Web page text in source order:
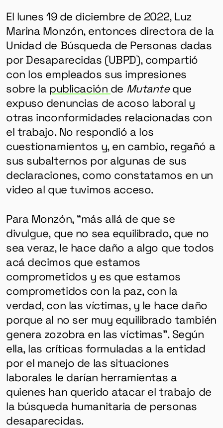
El lunes 19 de diciembre de 2022, Luz
Marina Monzón, entonces directora de la
Unidad de Búsqueda de Personas dadas
por Desaparecidas (UBPD), compartió
con los empleados sus impresiones
sobre la publicación de Mutanteque
expuso denuncias de acoso laboral y
otras inconformidades relacionadas con
el trabajo. No respondió a los
cuestionamientos y, en cambio, regañó a
sus subalternos por algunas de sus
declaraciones, como constatamos en un
video al que tuvimos acceso.
Para Monzón, “más allá de que se
divulgue, que no sea equilibrado, que no
sea veraz, le hace daño a algo que todos
acá decimos que estamos
comprometidos y es que estamos
comprometidos con la paz, con la
verdad, con las víctimas, y le hace daño
porque al no ser muy equilibrado también
genera zozobra en las víctimas”. Según
ella, las críticas formuladas a la entidad
por el manejo de las situaciones
laborales le darían herramientas a
quienes han querido atacar el trabajo de
la búsqueda humanitaria de personas
desaparecidas.